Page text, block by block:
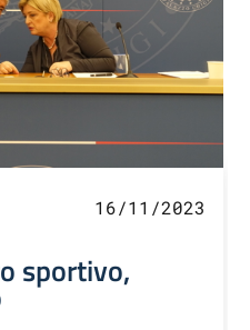
16/11/2023
sportivo,